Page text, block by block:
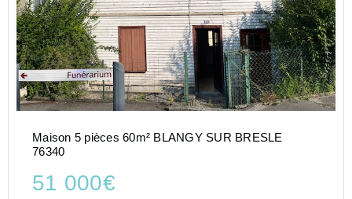
Maison 5 pièces 60m² BLANGY SUR BRESLE
76340
51 000€